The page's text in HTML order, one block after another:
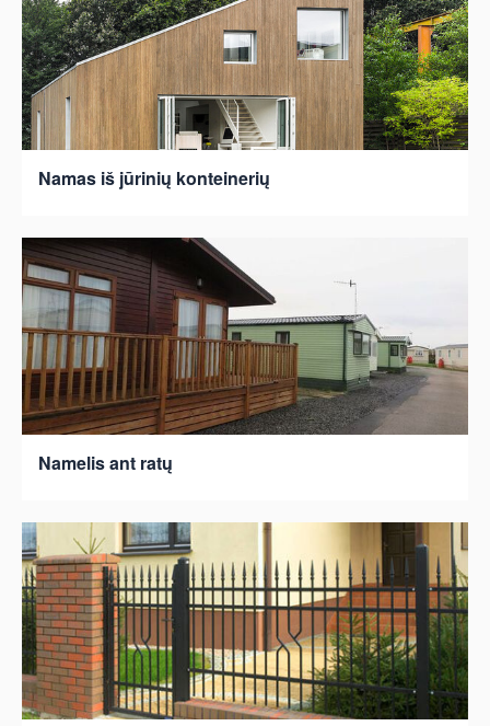
Namas iš jūrinių konteinerių
Namelis ant ratų